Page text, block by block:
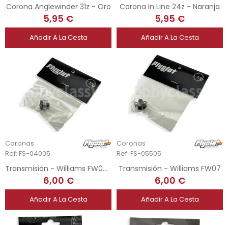
Corona Anglewinder 31z - Oro
5,95 €
Añadir A La Cesta
Corona In Line 24z - Naranja
5,95 €
Añadir A La Cesta
Coronas
Ref: FS-04005
Transmisión - Williams FW08C
6,00 €
Añadir A La Cesta
Coronas
Ref: FS-05505
Transmisión - Williams FW07
6,00 €
Añadir A La Cesta